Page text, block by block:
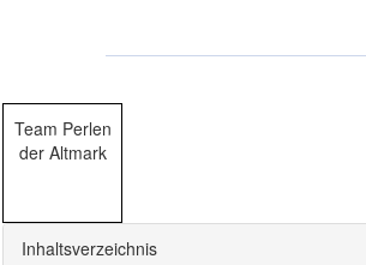
Team Perlen
der Altmark
Inhaltsverzeichnis